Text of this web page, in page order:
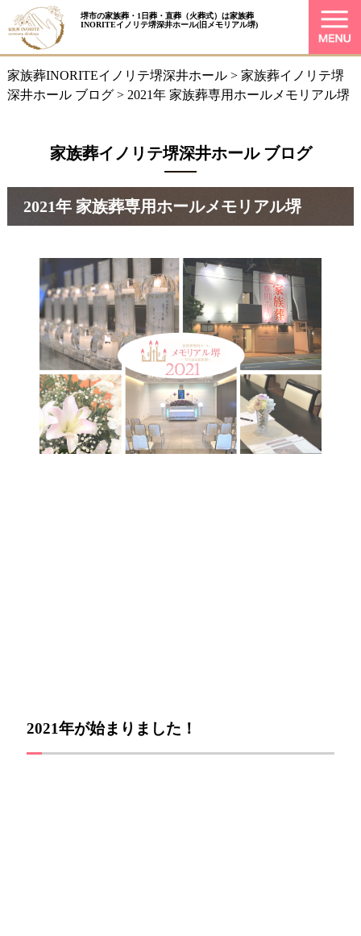
堺市の家族葬・1日葬・直葬（火葬式）は家族葬
INORITEイノリテ堺深井ホール(旧メモリアル堺)
家族葬INORITEイノリテ堺深井ホール> 家族葬イノリテ堺
深井ホール ブログ> 2021年 家族葬専用ホールメモリアル堺
家族葬イノリテ堺深井ホール ブログ
2021年 家族葬専用ホールメモリアル堺
2021年が始まりました！